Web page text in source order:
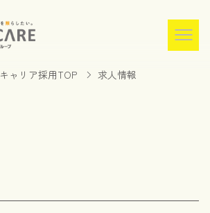
キャリア採用TOP 求人情報